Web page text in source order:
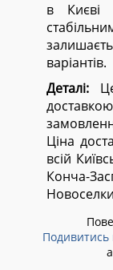
в Києві
варіантів.
Деталі:
Ціна
всій
Конча-
Подивитись